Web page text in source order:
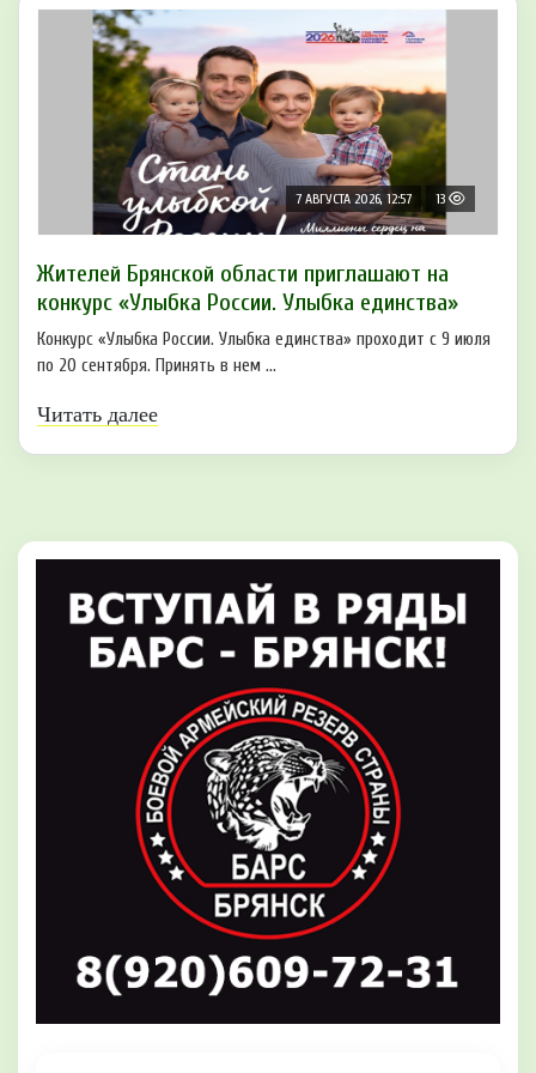
7 АВГУСТА 2026, 12:57 13
Жителей Брянской области приглашают на
конкурс «Улыбка России. Улыбка единства»
Конкурс «Улыбка России. Улыбка единства» проходит с 9 июля
по 20 сентября. Принять в нем ...
Читать далее